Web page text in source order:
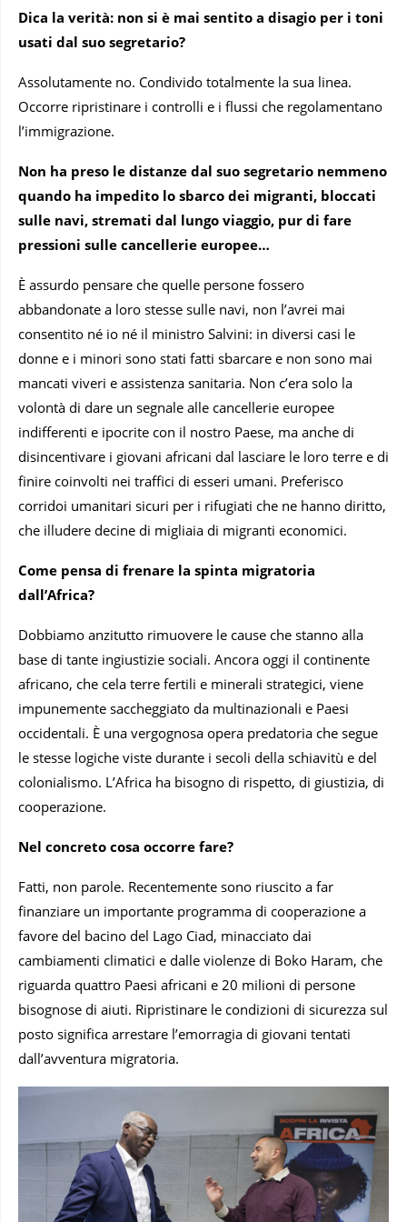
Dica la verità: non si è mai sentito a disagio per i toni
usati dal suo segretario?
Assolutamente no. Condivido totalmente la sua linea.
Occorre ripristinare i controlli e i flussi che regolamentano
l’immigrazione.
Non ha preso le distanze dal suo segretario nemmeno
quando ha impedito lo sbarco dei migranti, bloccati
sulle navi, stremati dal lungo viaggio, pur di fare
pressioni sulle cancellerie europee…
È assurdo pensare che quelle persone fossero
abbandonate a loro stesse sulle navi, non l’avrei mai
consentito né io né il ministro Salvini: in diversi casi le
donne e i minori sono stati fatti sbarcare e non sono mai
mancati viveri e assistenza sanitaria. Non c’era solo la
volontà di dare un segnale alle cancellerie europee
indifferenti e ipocrite con il nostro Paese, ma anche di
disincentivare i giovani africani dal lasciare le loro terre e di
finire coinvolti nei traffici di esseri umani. Preferisco
corridoi umanitari sicuri per i rifugiati che ne hanno diritto,
che illudere decine di migliaia di migranti economici.
Come pensa di frenare la spinta migratoria
dall’Africa?
Dobbiamo anzitutto rimuovere le cause che stanno alla
base di tante ingiustizie sociali. Ancora oggi il continente
africano, che cela terre fertili e minerali strategici, viene
impunemente saccheggiato da multinazionali e Paesi
occidentali. È una vergognosa opera predatoria che segue
le stesse logiche viste durante i secoli della schiavitù e del
colonialismo. L’Africa ha bisogno di rispetto, di giustizia, di
cooperazione.
Nel concreto cosa occorre fare?
Fatti, non parole. Recentemente sono riuscito a far
finanziare un importante programma di cooperazione a
favore del bacino del Lago Ciad, minacciato dai
cambiamenti climatici e dalle violenze di Boko Haram, che
riguarda quattro Paesi africani e 20 milioni di persone
bisognose di aiuti. Ripristinare le condizioni di sicurezza sul
posto significa arrestare l’emorragia di giovani tentati
dall’avventura migratoria.